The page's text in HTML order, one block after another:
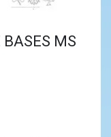
BASES MS